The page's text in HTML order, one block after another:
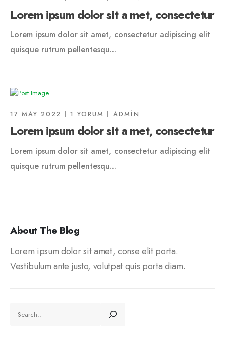
Lorem ipsum dolor sit a met, consectetur
Lorem ipsum dolor sit amet, consectetur adipiscing elit
quisque rutrum pellentesqu...
17 MAY 2022 1 YORUM ADMIN
Lorem ipsum dolor sit a met, consectetur
Lorem ipsum dolor sit amet, consectetur adipiscing elit
quisque rutrum pellentesqu...
About The Blog
Lorem ipsum dolor sit amet, conse elit porta.
Vestibulum ante justo, volutpat quis porta diam.